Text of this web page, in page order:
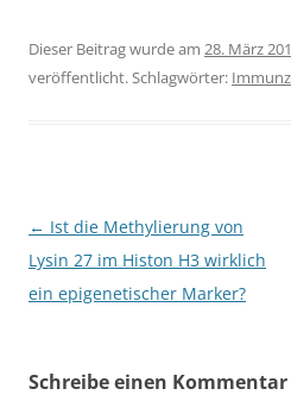
Dieser Beitrag wurde am 28. März
veröffentlicht. Schlagwörter:
Beitragsnavigation
← Ist die Methylierung von
Lysin 27 im Histon H3 wirklich
ein epigenetischer Marker?
Schreibe einen Kommentar